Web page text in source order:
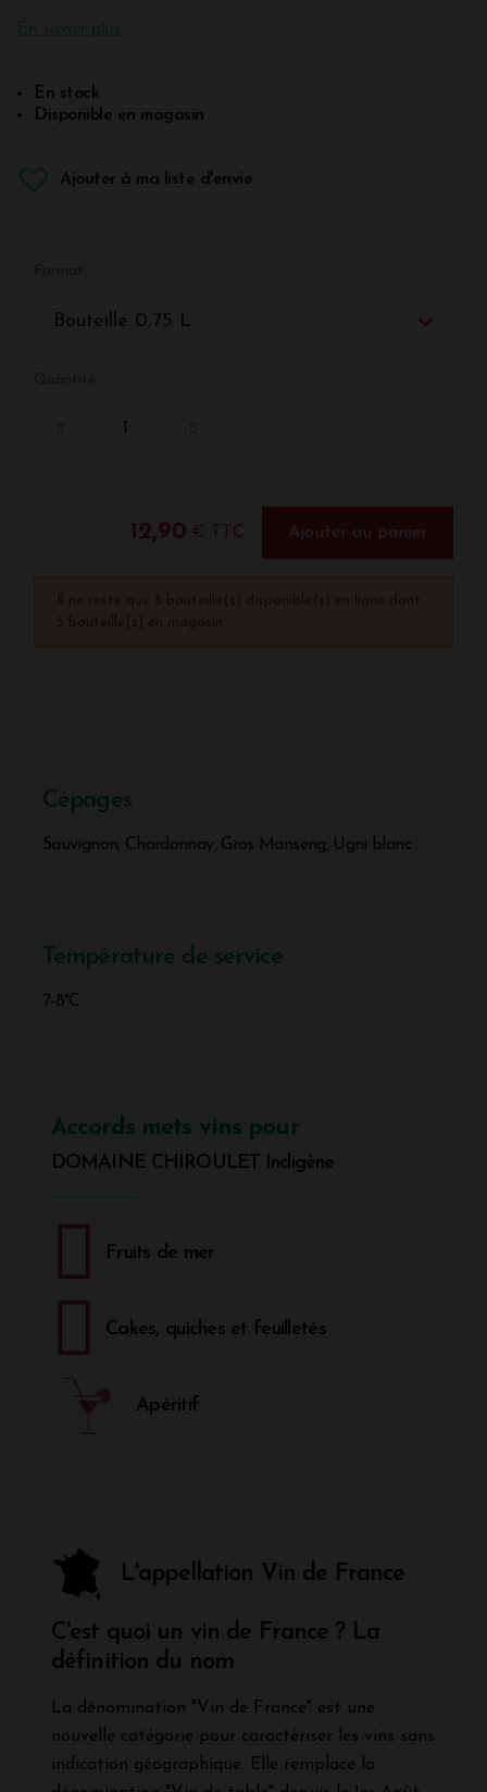
En stock
Disponible en magasin
Ajouter à ma liste d'envie
Bouteille 0,75 L
12,90 € TTC Ajouter au panier
Cépages
Sauvignon, Chardonnay, Gros Manseng, Ugni blanc
Température de service
7-8°C
Accords mets vins pour
DOMAINE CHIROULET Indigène
Fruits de mer
Cakes, quiches et feuilletés
Apéritif
L'appellation Vin de France
C'est quoi un vin de France ? La
définition du nom
La dénomination "Vin de France" est une
nouvelle catégorie pour caractériser les vins sans
indication géographique. Elle remplace la